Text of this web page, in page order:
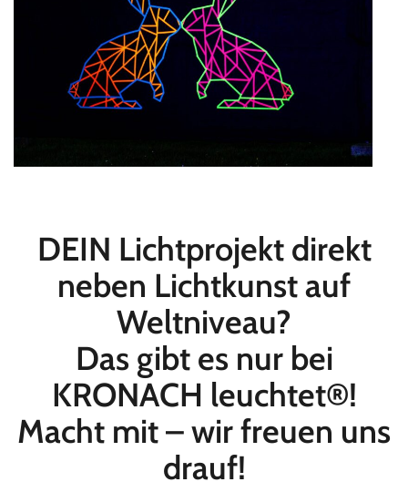
DEIN Lichtprojekt direkt
neben Lichtkunst auf
Weltniveau?
Das gibt es nur bei
KRONACH leuchtet®!
Macht mit – wir freuen uns
drauf!